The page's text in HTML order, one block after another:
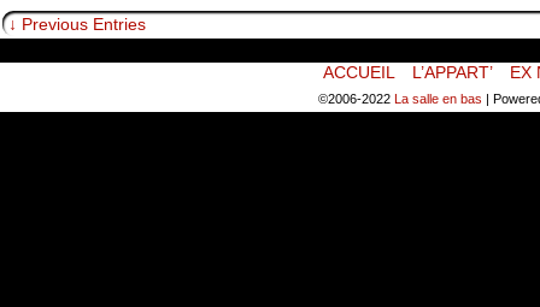
↓ Previous Entries
ACCUEIL L’APPART’ EX
©2006-2022 La salle en bas |